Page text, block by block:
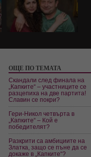
ОЩЕ ПО ТЕМАТА
Скандали след финала на
„Капките“ – участниците се
разцепиха на две партита!
Славин се покри?
Гери-Никол четвърта в
„Капките“ – Кой е
победителят?
Разкрити са амбициите на
Златка, защо се пъне да се
докаже в „Капките“?